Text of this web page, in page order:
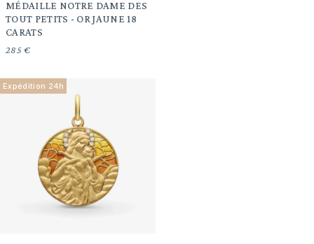
MÉDAILLE NOTRE DAME DES
TOUT PETITS - OR JAUNE 18
CARATS
285 €
Expédition 24h